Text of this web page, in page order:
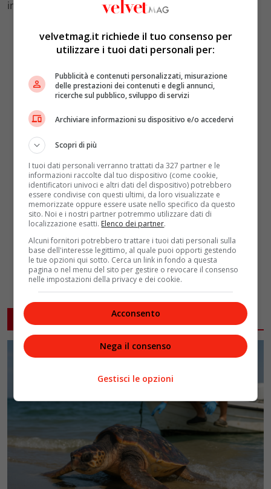
in protezione.
ARTICOLI CORRELATI
velvetmag.it richiede il tuo consenso per
utilizzare i tuoi dati personali per:
Pubblicità e contenuti personalizzati, misurazione
delle prestazioni dei contenuti e degli annunci,
ricerche sul pubblico, sviluppo di servizi
Archiviare informazioni su dispositivo e/o accedervi
Scopri di più
I tuoi dati personali verranno trattati da 327 partner e le
informazioni raccolte dal tuo dispositivo (come cookie,
identificatori univoci e altri dati del dispositivo) potrebbero
essere condivise con questi ultimi, da loro visualizzate e
memorizzate oppure essere usate nello specifico da questo
sito. Noi e i nostri partner potremmo utilizzare dati di
localizzazione esatti. Elenco dei partner.
Alcuni fornitori potrebbero trattare i tuoi dati personali sulla
base dell'interesse legittimo, al quale puoi opporti gestendo
le tue opzioni qui sotto. Cerca un link in fondo a questa
pagina o nel menu del sito per gestire o revocare il consenso
nelle impostazioni della privacy e dei cookie.
Acconsento
Nega il consenso
Gestisci le opzioni